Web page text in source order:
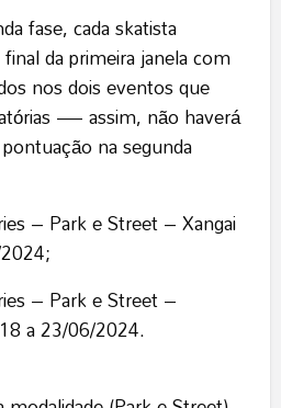
fase, cada skatista
da primeira janela com
nos dois eventos que
— assim, não haverá
na segunda
– Park e Street – Xangai
– Park e Street –
a 23/06/2024.